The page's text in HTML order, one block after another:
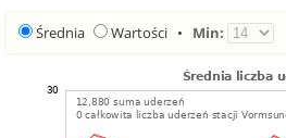
Średnia Wartości • Min: